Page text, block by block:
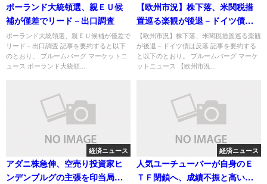
ポーランド大統領選、親ＥＵ候
補が僅差でリード－出口調査
ポーランド大統領選、親ＥＵ候補が僅差で
リード－出口調査 記事を要約すると以下
のとおり。 ブルームバーグ マーケットニ
ュース ポーランド大統領...
【欧州市況】株下落、米関税措
置巡る楽観が後退－ドイツ債は
反落
【欧州市況】株下落、米関税措置巡る楽観
が後退－ドイツ債は反落 記事を要約する
と以下のとおり。 ブルームバーグ マーケ
ットニュース 【欧州市況...
経済ニュース
アダニ株急伸、空売り投資家ヒ
ンデンブルグの主張を印当局が
経済ニュース
人気ユーチューバーが自身のＥ
ＴＦ閉鎖へ、成績不振と高いコ